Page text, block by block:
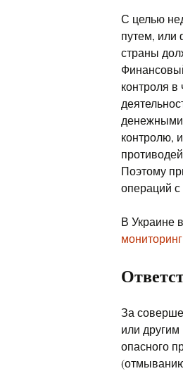
С целью
путем, или
страны
контроля
контролю,
Поэтому
операций с
В Украине
мониторинг
За
или
опасного